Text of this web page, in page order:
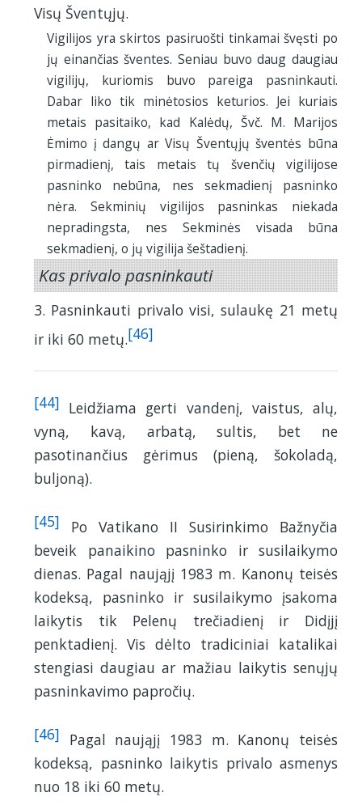
Visų Šventųjų.
Vigilijos yra skirtos pasiruošti tinkamai švęsti po
jų einančias šventes. Seniau buvo daug daugiau
vigilijų, kuriomis buvo pareiga pasninkauti.
Dabar liko tik minėtosios keturios. Jei kuriais
metais pasitaiko, kad Kalėdų, Švč. M. Marijos
Ėmimo į dangų ar Visų Šventųjų šventės būna
pirmadienį, tais metais tų švenčių vigilijose
pasninko nebūna, nes sekmadienį pasninko
nėra. Sekminių vigilijos pasninkas niekada
nepradingsta, nes Sekminės visada būna
sekmadienį, o jų vigilija šeštadienį.
Kas privalo pasninkauti
3. Pasninkauti privalo visi, sulaukę 21 metų
ir iki 60 metų.[46]
[44] Leidžiama gerti vandenį, vaistus, alų,
vyną, kavą, arbatą, sultis, bet ne
pasotinančius gėrimus (pieną, šokoladą,
buljoną).
[45] Po Vatikano II Susirinkimo Bažnyčia
beveik panaikino pasninko ir susilaikymo
dienas. Pagal naująjį 1983 m. Kanonų teisės
kodeksą, pasninko ir susilaikymo įsakoma
laikytis tik Pelenų trečiadienį ir Didįjį
penktadienį. Vis dėlto tradiciniai katalikai
stengiasi daugiau ar mažiau laikytis senųjų
pasninkavimo papročių.
[46] Pagal naująjį 1983 m. Kanonų teisės
kodeksą, pasninko laikytis privalo asmenys
nuo 18 iki 60 metų.